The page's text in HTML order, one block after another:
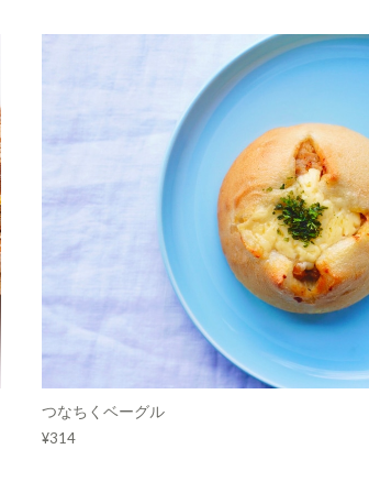
つなちくベーグル
¥314